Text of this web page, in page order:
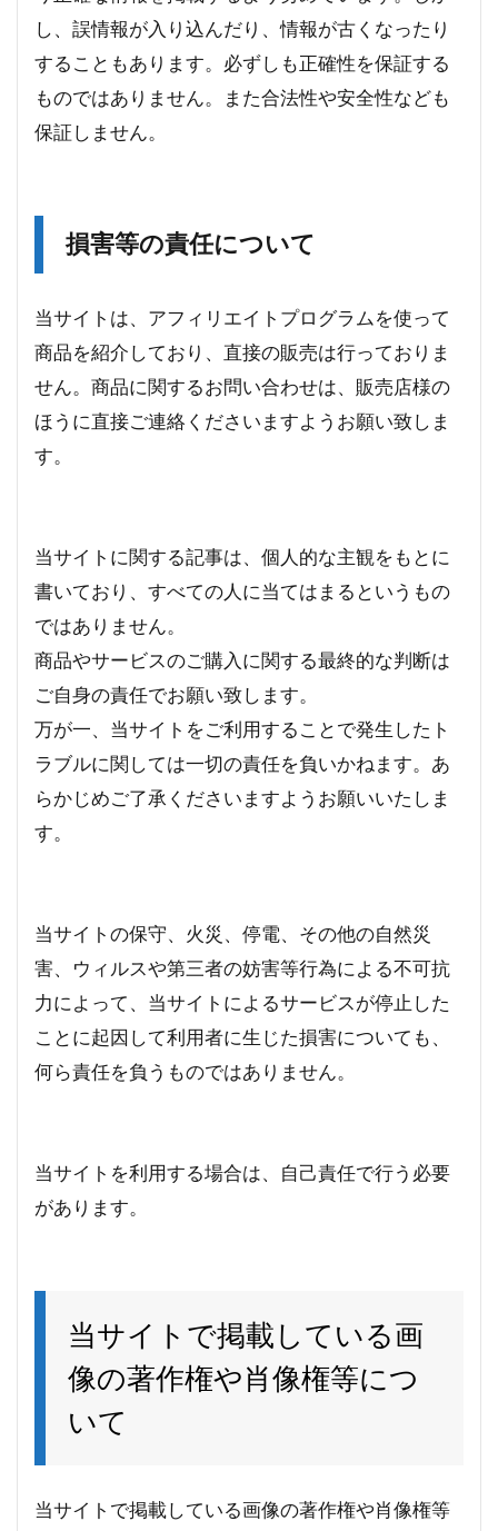
し、誤情報が入り込んだり、情報が古くなったり
することもあります。必ずしも正確性を保証する
ものではありません。また合法性や安全性なども
保証しません。
損害等の責任について
当サイトは、アフィリエイトプログラムを使って
商品を紹介しており、直接の販売は行っておりま
せん。商品に関するお問い合わせは、販売店様の
ほうに直接ご連絡くださいますようお願い致しま
す。
当サイトに関する記事は、個人的な主観をもとに
書いており、すべての人に当てはまるというもの
ではありません。
商品やサービスのご購入に関する最終的な判断は
ご自身の責任でお願い致します。
万が一、当サイトをご利用することで発生したト
ラブルに関しては一切の責任を負いかねます。あ
らかじめご了承くださいますようお願いいたしま
す。
当サイトの保守、火災、停電、その他の自然災
害、ウィルスや第三者の妨害等行為による不可抗
力によって、当サイトによるサービスが停止した
ことに起因して利用者に生じた損害についても、
何ら責任を負うものではありません。
当サイトを利用する場合は、自己責任で行う必要
があります。
当サイトで掲載している画
像の著作権や肖像権等につ
いて
当サイトで掲載している画像の著作権や肖像権等